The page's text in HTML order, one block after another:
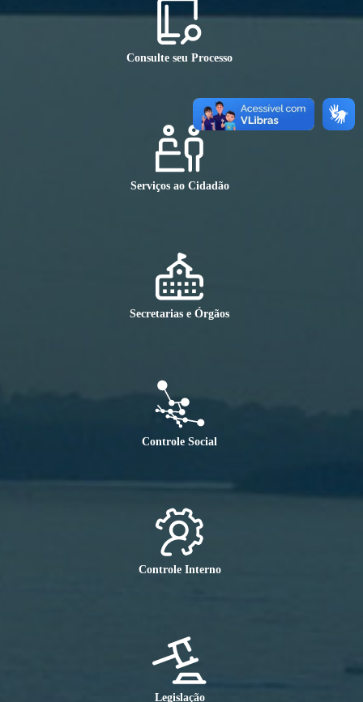
Consulte seu Processo
Serviços ao Cidadão
Secretarias e Órgãos
Controle Social
Controle Interno
Legislação